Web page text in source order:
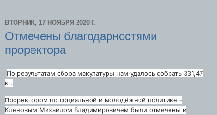
ВТОРНИК, 17 НОЯБРЯ 2020 Г.
Отмечены благодарностями
проректора
По результатам сбора макулатуры нам удалось собрать 331,47
кг.
Проректором по социальной и молодёжной политике -
Кленовым Михаилом Владимировичем были отмечены и